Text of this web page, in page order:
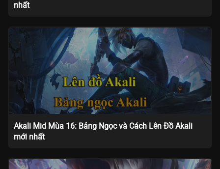
nhất
Akali Mid Mùa 16: Bảng Ngọc và Cách Lên Đồ Akali
mới nhất